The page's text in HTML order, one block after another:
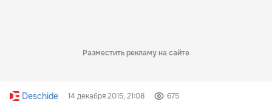
Разместить рекламу на сайте
Deschide 14 декабря 2015, 21:08 675